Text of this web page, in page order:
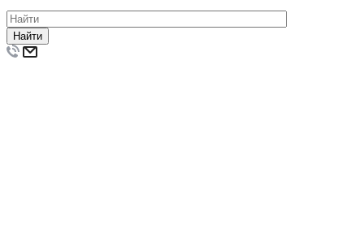
Найти